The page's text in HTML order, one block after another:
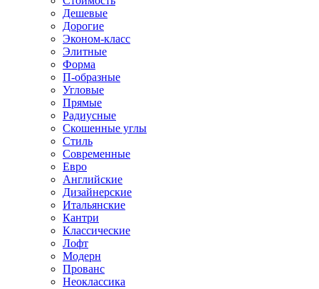
Дешевые
Дорогие
Эконом-класс
Элитные
Форма
П-образные
Угловые
Прямые
Радиусные
Скошенные углы
Стиль
Современные
Евро
Английские
Дизайнерские
Итальянские
Кантри
Классические
Лофт
Модерн
Прованс
Неоклассика